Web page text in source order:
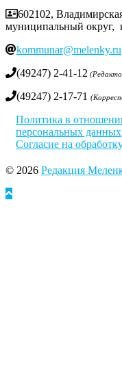
602102,
муниципальный округ,
kommunar@melenky.ru
(49247) 2-41-12
(49247) 2-17-71
Политика в
персональных данных
Согласие на
© 2026 Редакция